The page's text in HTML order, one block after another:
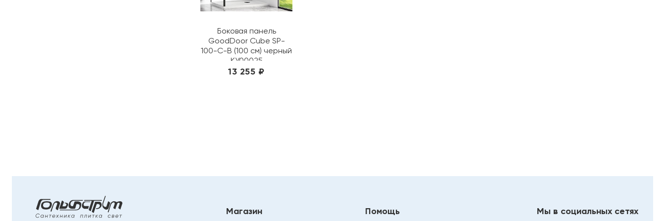
Боковая панель
GoodDoor Cube SP-
100-C-B (100 см) черный
КУ00025
13 255 ₽
Магазин Помощь Мы в социальных сетях